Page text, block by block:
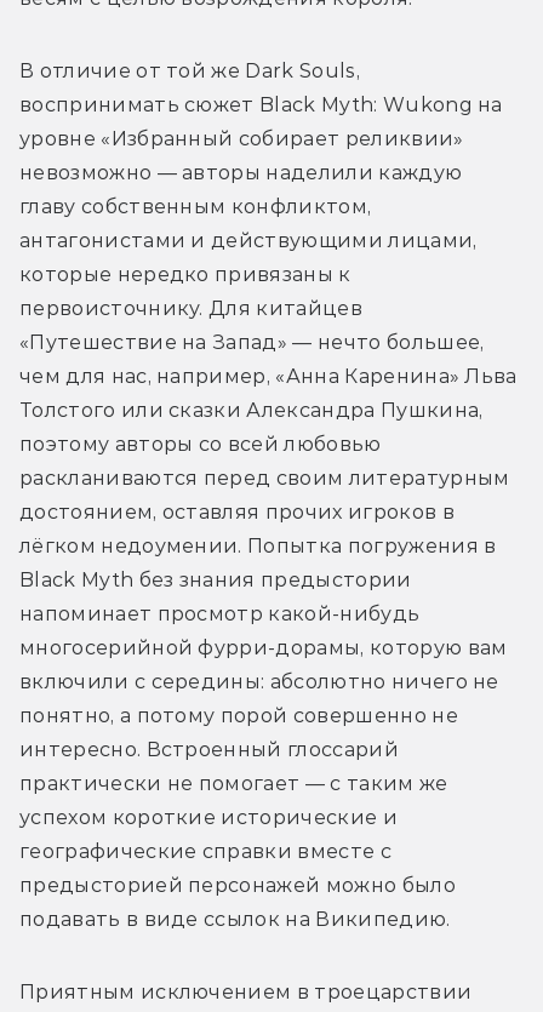
В отличие от той же Dark Souls,
воспринимать сюжет Black Myth: Wukong на
уровне «Избранный собирает реликвии»
невозможно — авторы наделили каждую
главу собственным конфликтом,
антагонистами и действующими лицами,
которые нередко привязаны к
первоисточнику. Для китайцев
«Путешествие на Запад» — нечто большее,
чем для нас, например, «Анна Каренина» Льва
Толстого или сказки Александра Пушкина,
поэтому авторы со всей любовью
раскланиваются перед своим литературным
достоянием, оставляя прочих игроков в
лёгком недоумении. Попытка погружения в
Black Myth без знания предыстории
напоминает просмотр какой-нибудь
многосерийной фурри-дорамы, которую вам
включили с середины: абсолютно ничего не
понятно, а потому порой совершенно не
интересно. Встроенный глоссарий
практически не помогает — с таким же
успехом короткие исторические и
географические справки вместе с
предысторией персонажей можно было
подавать в виде ссылок на Википедию.
Приятным исключением в троецарствии